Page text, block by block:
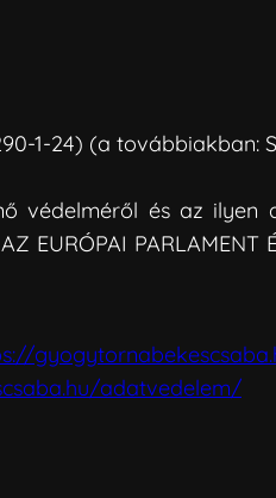
1-24) (a
védelméről és az
PARLAMENT
adatvedelem/